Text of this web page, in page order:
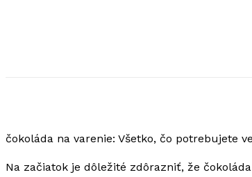
čokoláda na varenie: Všetko, čo potrebujete
Na začiatok je dôležité zdôrazniť, že